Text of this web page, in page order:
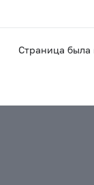
Страница была